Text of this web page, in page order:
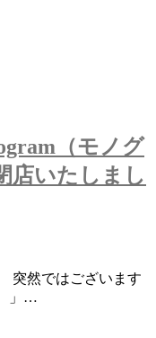
（モノグ
店いたしまし
突然ではございます
」…